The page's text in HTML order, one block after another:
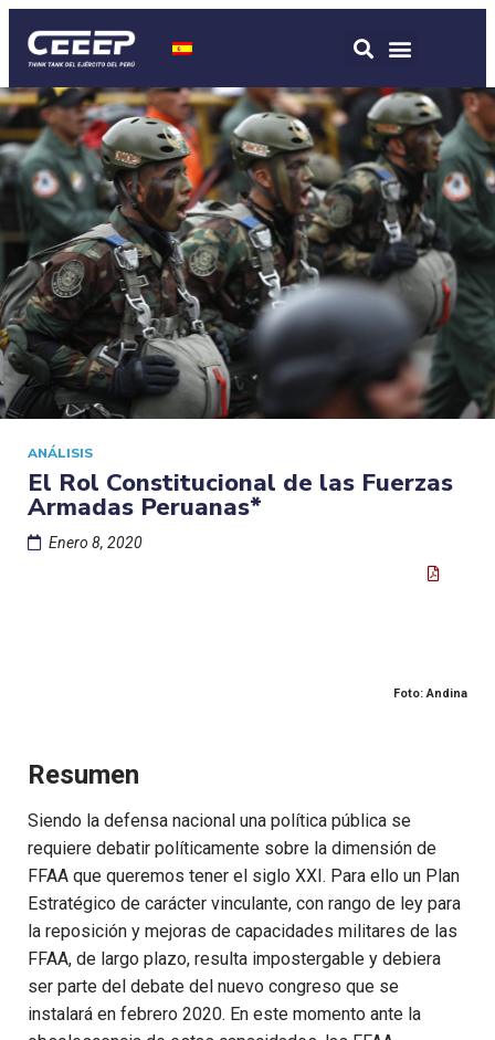
ANÁLISIS
El Rol Constitucional de las Fuerzas
Armadas Peruanas*
Enero 8, 2020
Foto: Andina
Resumen
Siendo la defensa nacional una política pública se
requiere debatir políticamente sobre la dimensión de
FFAA que queremos tener el siglo XXI. Para ello un Plan
Estratégico de carácter vinculante, con rango de ley para
la reposición y mejoras de capacidades militares de las
FFAA, de largo plazo, resulta impostergable y debiera
ser parte del debate del nuevo congreso que se
instalará en febrero 2020. En este momento ante la